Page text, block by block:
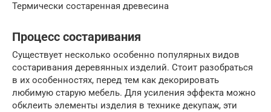
Термически состаренная древесина
Процесс состаривания
Существует несколько особенно популярных видов
состаривания деревянных изделий. Стоит разобраться
в их особенностях, перед тем как декорировать
любимую старую мебель. Для усиления эффекта можно
обклеить элементы изделия в технике декупаж, эти